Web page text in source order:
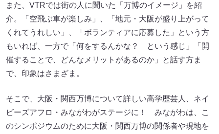
また、VTRでは街の人に聞いた「万博のイメージ」を紹
介。「空飛ぶ車が楽しみ」、「地元・大阪が盛り上がって
くれてうれしい」、「ボランティアに応募した」という方
もいれば、一方で「何をするんかな？ という感じ」「開
催することで、どんなメリットがあるのか」と話す方ま
で、印象はさまざま。
そこで、大阪・関西万博について詳しい高学歴芸人、ネイ
ビーズアフロ・みながわがステージに！ みながわは、こ
のシンポジウムのために大阪・関西万博の関係者や現地を